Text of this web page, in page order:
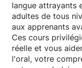
langue attrayants
adultes de tous
aux apprenants
Ces cours
réelle et vous
l'oral, votre